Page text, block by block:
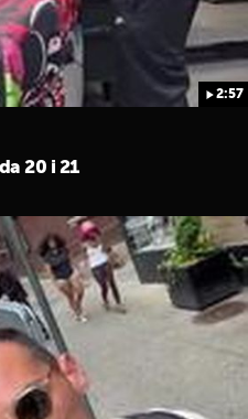
2:57
20 i 21